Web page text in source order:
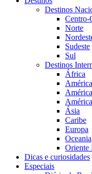
Destinos
Centro-
Norte
Sudeste
Sul
Destinos
África
Ásia
Caribe
Europa
Oceania
Oriente
Dicas e curiosidades
Especiais